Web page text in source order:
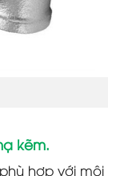
kẽm.
hợp với môi